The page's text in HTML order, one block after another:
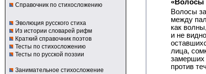
Справочник по стихосложению
Эволюция русского стиха
Из истории словарей рифм
Краткий справочник поэтов
Тесты по стихосложению
Тесты по русской поэзии
Занимательное стихосложение
«Волосы
Волосы
между
как
и не
лица,
замерших
против